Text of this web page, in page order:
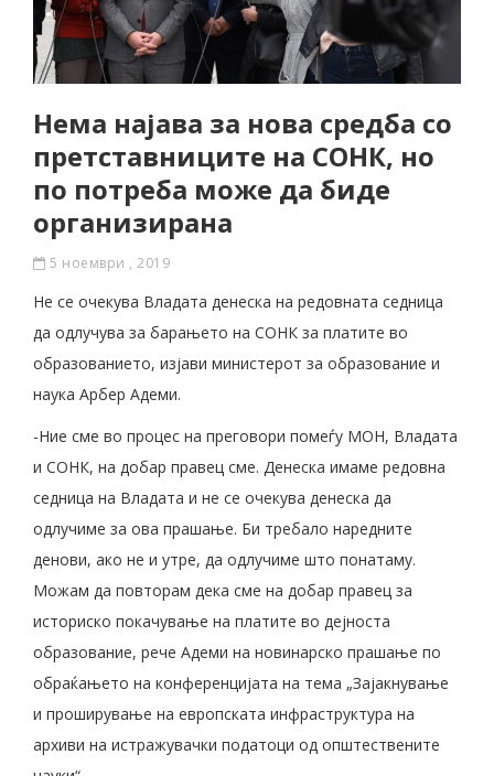
Нема најава за нова средба со
претставниците на СОНК, но
по потреба може да биде
организирана
5 ноември , 2019
Не се очекува Владата денеска на редовната седница
да одлучува за барањето на СОНК за платите во
образованието, изјави министерот за образование и
наука Арбер Адеми.
-Ние сме во процес на преговори помеѓу МОН, Владата
и СОНК, на добар прaвец сме. Денеска имаме редовна
седница на Владата и не се очекува денеска да
одлучиме за ова прашање. Би требало наредните
денови, ако не и утре, да одлучиме што понатаму.
Можам да повторам дека сме на добар правец за
историско покачување на платите во дејноста
образование, рече Адеми на новинарско прашање по
обраќањето на конференцијата на тема „Зајакнување
и проширување на европската инфраструктура на
архиви на истражувачки податоци од општествените